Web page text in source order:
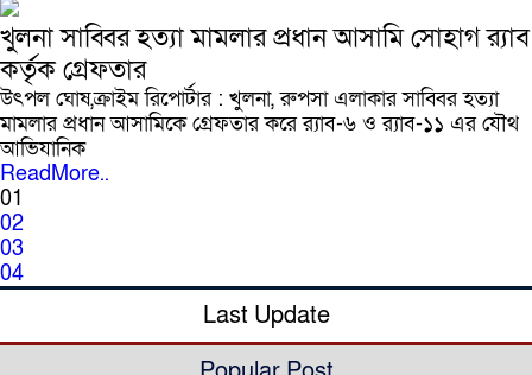
খুলনা সাব্বির হত্যা মামলার প্রধান আসামি সোহাগ র‍্যাব
কর্তৃক গ্রেফতার
উৎপল ঘোষ,ক্রাইম রিপোর্টার : খুলনা, রুপসা এলাকার সাব্বির হত্যা
মামলার প্রধান আসামিকে গ্রেফতার করে র‌্যাব-৬ ও র‌্যাব-১১ এর যৌথ
আভিযানিক
ReadMore..
01
02
03
04
Last Update